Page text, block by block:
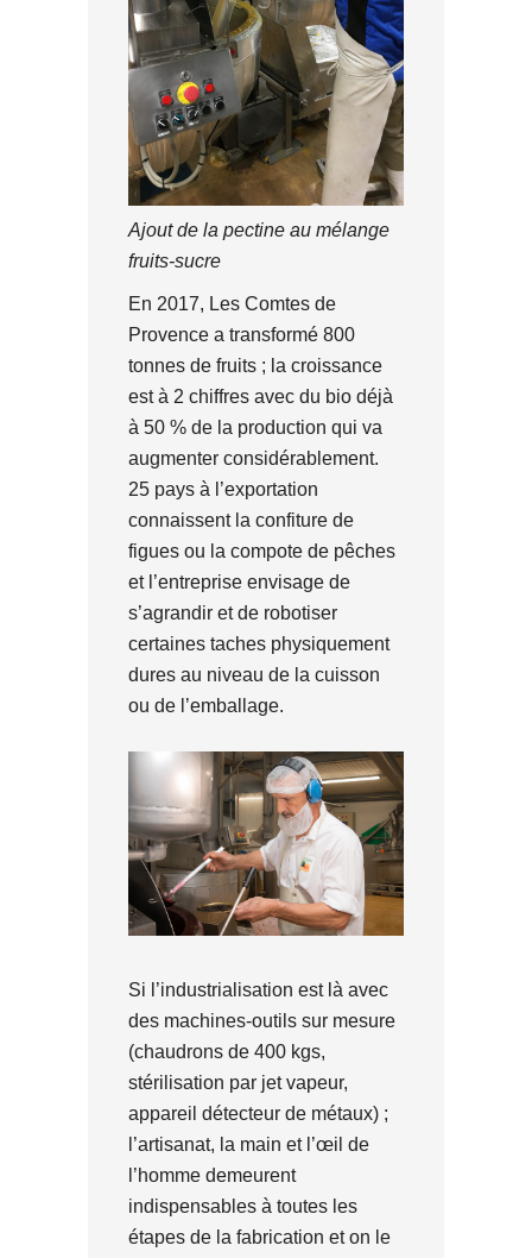
Ajout de la pectine au mélange
fruits-sucre
En 2017, Les Comtes de
Provence a transformé 800
tonnes de fruits ; la croissance
est à 2 chiffres avec du bio déjà
à 50 % de la production qui va
augmenter considérablement.
25 pays à l’exportation
connaissent la confiture de
figues ou la compote de pêches
et l’entreprise envisage de
s’agrandir et de robotiser
certaines taches physiquement
dures au niveau de la cuisson
ou de l’emballage.
Si l’industrialisation est là avec
des machines-outils sur mesure
(chaudrons de 400 kgs,
stérilisation par jet vapeur,
appareil détecteur de métaux) ;
l’artisanat, la main et l’œil de
l’homme demeurent
indispensables à toutes les
étapes de la fabrication et on le